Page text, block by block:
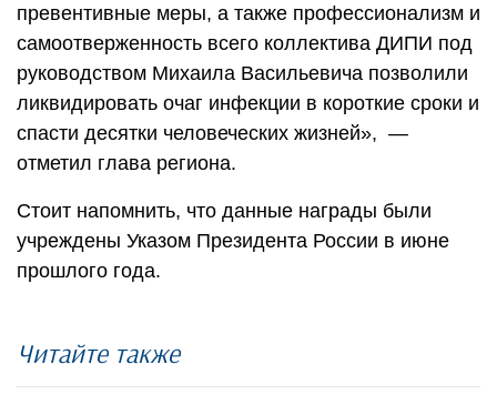
превентивные меры, а также профессионализм и
самоотверженность всего коллектива ДИПИ под
руководством Михаила Васильевича позволили
ликвидировать очаг инфекции в короткие сроки и
спасти десятки человеческих жизней», —
отметил глава региона.
Стоит напомнить, что данные награды были
учреждены Указом Президента России в июне
прошлого года.
Читайте также